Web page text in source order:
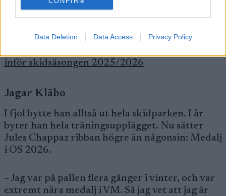
Data Deletion Data Access Privacy Policy
kvalitet på alla pass. Jag är fräschare både
inför skidsäsongen 2025/2026
Jagar Kläbo
I fjol bytte han alltså ut hela skidparken. I år
byter han hela träningsupplägget. Nu sätter
Jules Chappaz ribban högre än någonsin: Medalj
i OS 2026.
– Jag var på pallen flera gånger i vinter, och var
extremt nära medalj i VM. Så jag vet att jag är